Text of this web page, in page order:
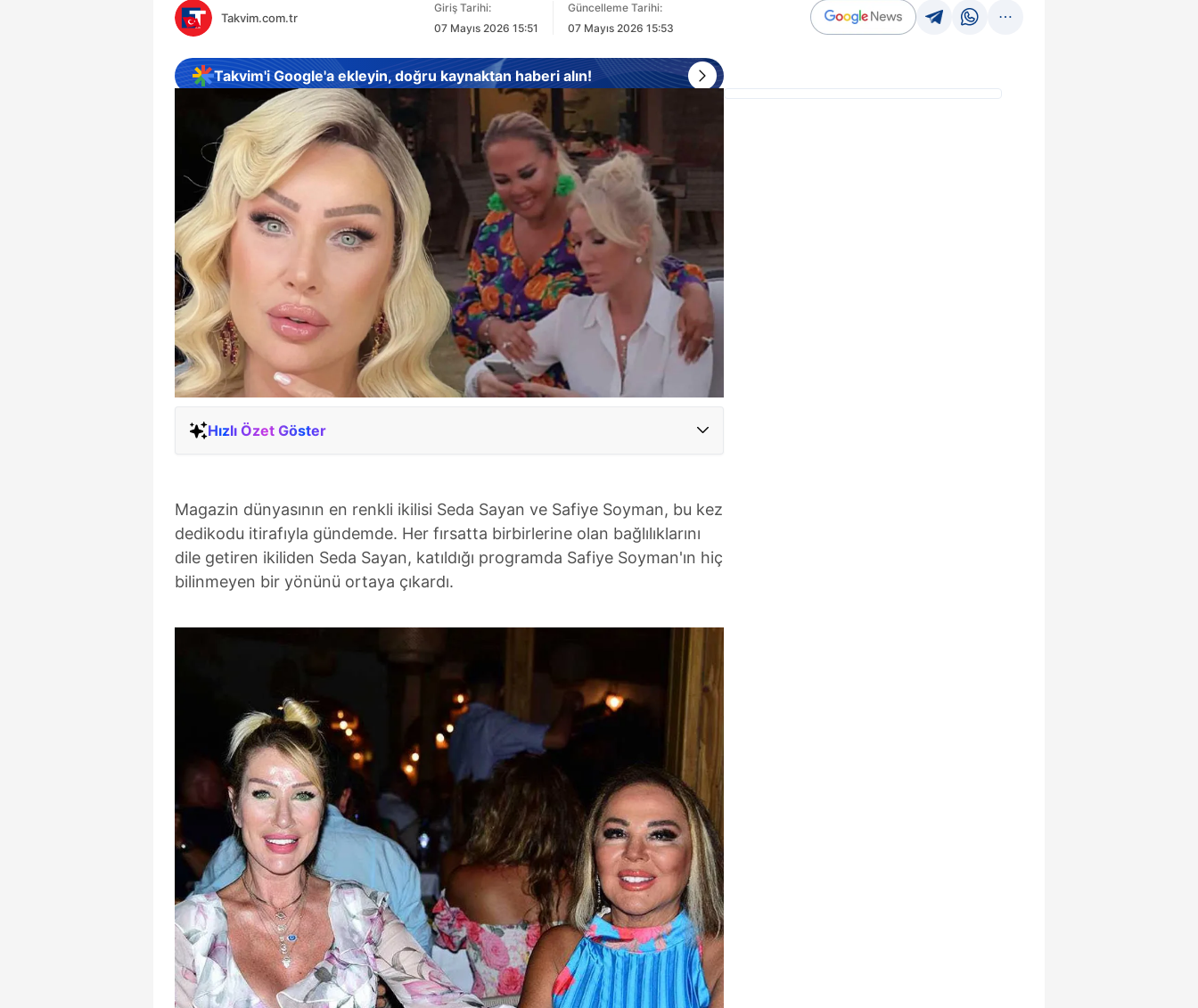
Takvim.com.tr
Giriş Tarihi:
07 Mayıs 2026 15:51
Güncelleme Tarihi:
07 Mayıs 2026 15:53
Takvim'i Google'a ekleyin, doğru kaynaktan haberi alın!
Hızlı Özet Göster
Magazin dünyasının en renkli ikilisi Seda Sayan ve Safiye Soyman, bu kez
dedikodu itirafıyla gündemde. Her fırsatta birbirlerine olan bağlılıklarını
dile getiren ikiliden Seda Sayan, katıldığı programda Safiye Soyman'ın hiç
bilinmeyen bir yönünü ortaya çıkardı.